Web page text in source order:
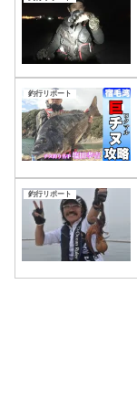
釣行リポート
釣行リポート